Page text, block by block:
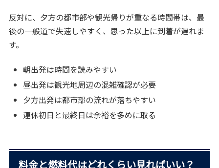
反対に、夕方の都市部や観光帰りが重なる時間帯は、最
後の一般道で失速しやすく、思った以上に到着が遅れま
す。
朝出発は時間を読みやすい
昼出発は観光地周辺の混雑確認が必要
夕方出発は都市部の流れが落ちやすい
連休初日と最終日は余裕を多めに取る
料金と燃料代はどれくらい見ればいい？